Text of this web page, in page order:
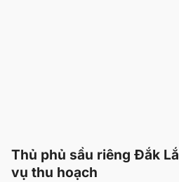
Thủ phủ sầu riêng Đắk
vụ thu hoạch